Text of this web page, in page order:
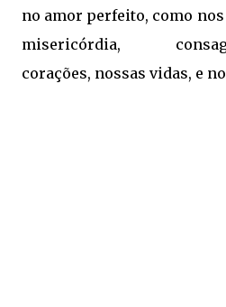
no amor perfeito, como
misericórdia,
corações, nossas vidas, e